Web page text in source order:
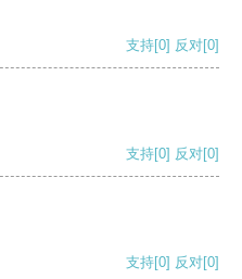
支持[0] 反对[0]
支持[0] 反对[0]
支持[0] 反对[0]